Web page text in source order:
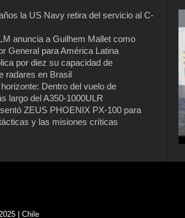
la US Navy retira del servicio al C-
anuncia a Guilhem Mallet como
General para América Latina
por diez su capacidad de
radares en Brasil
Dentro del vuelo de
largo del A350-1000ULR
ZEUS PHOENIX PX-100 para
y las misiones críticas
casi 60 años la US Navy retira del
al C-2 Greyhound
| Chile